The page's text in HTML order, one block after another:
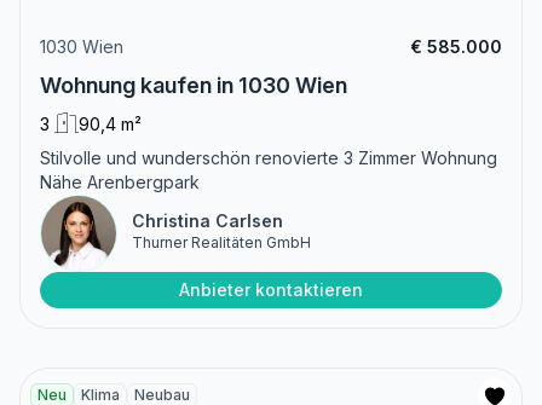
1030 Wien € 585.000
Wohnung kaufen in 1030 Wien
3
90,4 m²
Stilvolle und wunderschön renovierte 3 Zimmer Wohnung
Nähe Arenbergpark
Christina Carlsen
Thurner Realitäten GmbH
Anbieter kontaktieren
Neu Klima Neubau